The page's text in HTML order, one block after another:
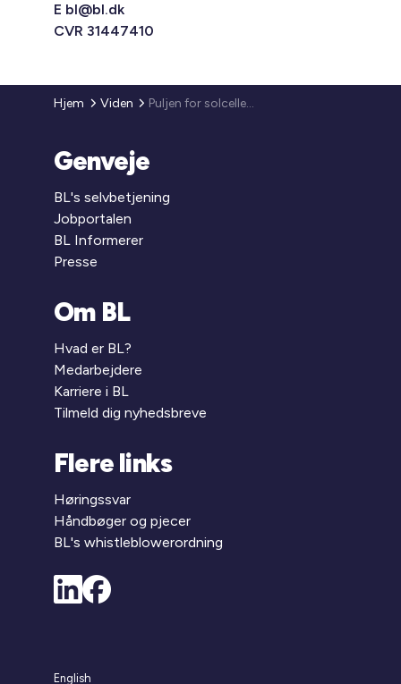
E bl@bl.dk
CVR 31447410
Hjem Viden Puljen for solceller på etageboligbygninger åbner 30. september 2025
Genveje
BL's selvbetjening
Jobportalen
BL Informerer
Presse
Om BL
Hvad er BL?
Medarbejdere
Karriere i BL
Tilmeld dig nyhedsbreve
Flere links
Høringssvar
Håndbøger og pjecer
BL's whistleblowerordning
English